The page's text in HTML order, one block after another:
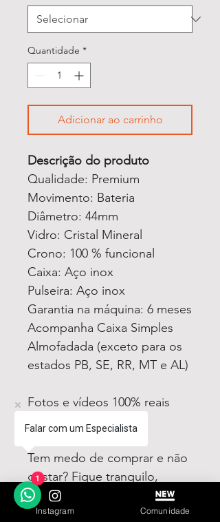
Quantidade *
Adicionar ao carrinho
Descrição do produto
Qualidade: Premium
Movimento: Bateria
Diâmetro: 44mm
Vidro: Cristal Mineral
Crono: 100 % funcional
Caixa: Aço inox
Pulseira: Aço inox
Garantia na máquina: 6 meses
Acompanha Caixa Simples
Almofadada (exceto para os
estados PB, SE, RR, MT e AL)
Fotos e vídeos 100% reais
dos modelos a venda
Tem medo de comprar e não
gostar? Fique tranquilo,
garantimos a sua satisfação
ou devolvemos o seu
Instagram Comunidade
Falar com um Especialista
1